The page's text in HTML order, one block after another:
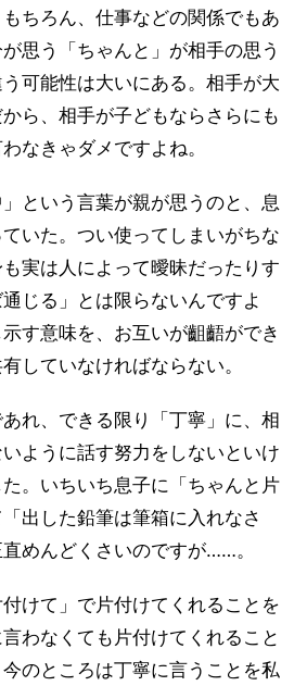
ちろん、仕事などの関係でもあ
思う「ちゃんと」が相手の思う
う可能性は大いにある。相手が大
ら、相手が子どもならさらにも
なきゃダメですよね。
という言葉が親が思うのと、息
いた。つい使ってしまいがちな
も実は人によって曖昧だったりす
じる」とは限らないんですよ
す意味を、お互いが齟齬ができ
していなければならない。
れ、できる限り「丁寧」に、相
ように話す努力をしないといけ
。いちいち息子に「ちゃんと片
出した鉛筆は筆箱に入れなさ
めんどくさいのですが……。
けて」で片付けてくれることを
わなくても片付けてくれること
のところは丁寧に言うことを私